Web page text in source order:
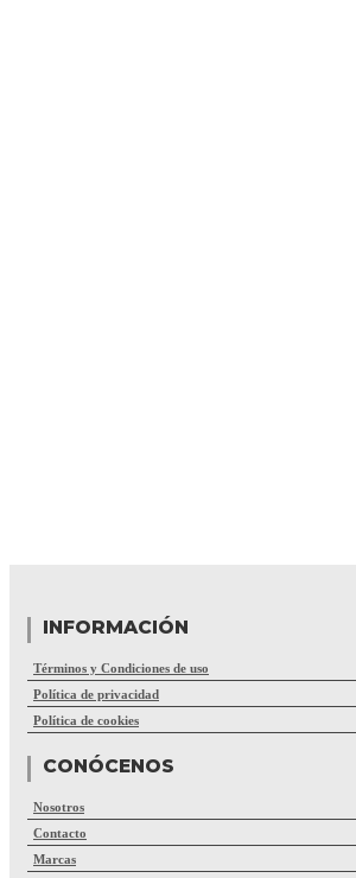
INFORMACIÓN
Términos y Condiciones de uso
Política de privacidad
Política de cookies
CONÓCENOS
Nosotros
Contacto
Marcas